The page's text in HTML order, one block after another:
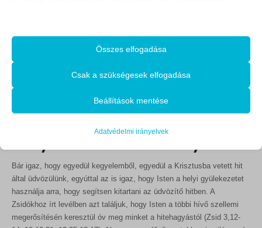
7. A hűséges gyülekezetbe járók
segítséget kapnak, hogy
kitartsanak a hitben, míg a
Bár igaz, hogy egyedül kegyelemből, egyedül a Krisztusba vetett hit
által üdvözülünk, egyúttal az is igaz, hogy Isten a helyi gyülekezetet
használja arra, hogy segítsen kitartani az üdvözítő hitben. A
Zsidókhoz írt levélben azt találjuk, hogy Isten a többi hívő szellemi
megerősítésén keresztül óv meg minket a hitehagyástól (Zsid 3,12-
működéséhez. Ezek a sütik és szolgáltatások a GDPR szerint nem
store_notice*
wlfmc_session_282a07b02e3ebaca0e6c6db58fe7bf11
woocommerce_cart_hash
gyűjtenek, amelyek lehetővé teszik számunkra, hogy betekintést
nyerjünk abba, hogyan lépnek kapcsolatba látogatóink a
weboldalunkkal.
Részletek megjelenítése
_ga
Egyéb szolgáltatások
Összes elfogadása
Csak a szükségesek elfogadása
Beállítások mentése
Adatvédelmi irányelvek